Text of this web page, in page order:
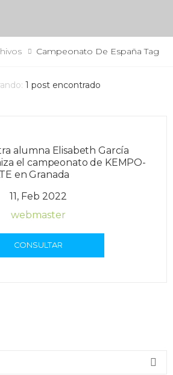
Campeonato De España Tag
1 post encontrado
alumna Elisabeth García
el campeonato de KEMPO-
en Granada
11, Feb 2022
webmaster
CONSULTAR